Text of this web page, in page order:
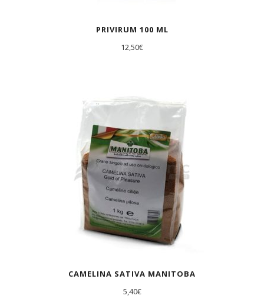
PRIVIRUM 100 ML
12,50€
CAMELINA SATIVA MANITOBA
5,40€